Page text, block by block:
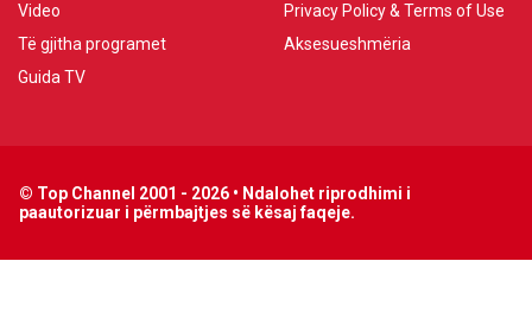
Video
Të gjitha programet
Guida TV
Privacy Policy & Terms of Use
Aksesueshmëria
© Top Channel 2001 - 2026 • Ndalohet riprodhimi i
paautorizuar i përmbajtjes së kësaj faqeje.